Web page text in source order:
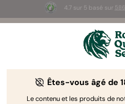
4.7 sur 5 basé sur
☀️ Summer Sales :
certains produits ! ⏤
Êtes-vous âgé de
Le contenu et les produits de